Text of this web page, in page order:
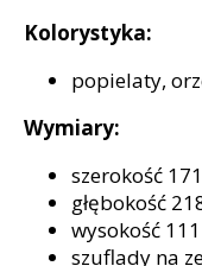
Kolorystyka:
popielaty,
Wymiary:
szerokość
głębokość
wysokość
szuflady na